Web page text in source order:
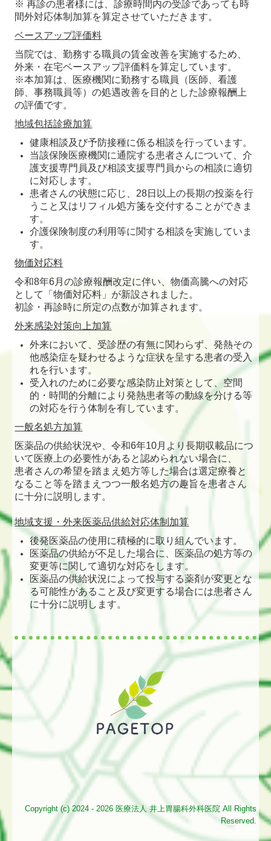
※ 再診の患者様には、診療時間内の受診であっても時
間外対応体制加算を算定させていただきます。
ベースアップ評価料
当院では、勤務する職員の賃金改善を実施するため、
外来・在宅ベースアップ評価料を算定しています。
※本加算は、医療機関に勤務する職員（医師、看護
師、事務職員等）の処遇改善を目的とした診療報酬上
の評価です。
地域包括診療加算
健康相談及び予防接種に係る相談を行っています。
当該保険医療機関に通院する患者さんについて、介
護支援専門員及び相談支援専門員からの相談に適切
に対応します。
患者さんの状態に応じ、28日以上の長期の投薬を行
うこと又はリフィル処方箋を交付することができま
す。
介護保険制度の利用等に関する相談を実施していま
す。
物価対応料
令和8年6月の診療報酬改定に伴い、物価高騰への対応
として「物価対応料」が新設されました。
初診・再診時に所定の点数が加算されます。
外来感染対策向上加算
外来において、受診歴の有無に関わらず、発熱その
他感染症を疑わせるような症状を呈する患者の受入
れを行います。
受入れのために必要な感染防止対策として、空間
的・時間的分離により発熱患者等の動線を分ける等
の対応を行う体制を有しています。
一般名処方加算
医薬品の供給状況や、令和6年10月より長期収載品につ
いて医療上の必要性があると認められない場合に、
患者さんの希望を踏まえ処方等した場合は選定療養と
なること等を踏まえつつ一般名処方の趣旨を患者さん
に十分に説明します。
地域支援・外来医薬品供給対応体制加算
後発医薬品の使用に積極的に取り組んでいます。
医薬品の供給が不足した場合に、医薬品の処方等の
変更等に関して適切な対応をします。
医薬品の供給状況によって投与する薬剤が変更とな
る可能性があること及び変更する場合には患者さん
に十分に説明します。
Copyright (c) 2024 - 2026 医療法人 井上胃腸科外科医院 All Rights
Reserved.